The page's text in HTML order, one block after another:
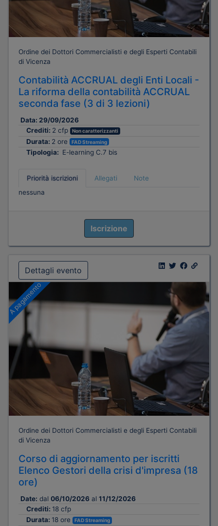
Ordine dei Dottori Commercialisti e degli Esperti Contabili
di Vicenza
Contabilità ACCRUAL degli Enti Locali -
La riforma della contabilità ACCRUAL
seconda fase (3 di 3 lezioni)
Data: 29/09/2026
Crediti: 2 cfp Non caratterizzanti
Durata: 2 ore FAD Streaming
Tipologia: E-learning C.7 bis
Priorità iscrizioni Allegati
Note
nessuna
Iscrizione
Dettagli evento
A pagamento
Ordine dei Dottori Commercialisti e degli Esperti Contabili
di Vicenza
Corso di aggiornamento per iscritti
Elenco Gestori della crisi d'impresa (18
ore)
Date: dal 06/10/2026 al 11/12/2026
Crediti: 18 cfp
Durata: 18 ore FAD Streaming